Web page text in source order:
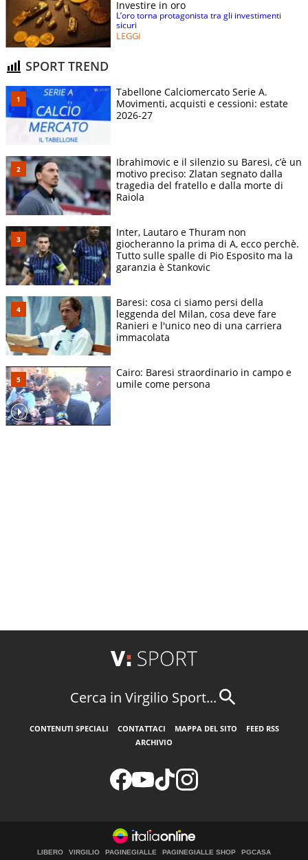
Investire in oro
L’oro torna protagonista tra gli investimenti
sicuri
LEGGI
SPORT TREND
Tabellone Calciomercato Serie A.
Movimenti, acquisti e cessioni: estate
2026-27
Ibrahimovic e il silenzio su Baresi, c’è un
motivo preciso: Zlatan segnato dalla
tragedia del fratello e dalla morte di
Raiola
Inter, Lautaro e Thuram non
giocheranno la prima di A, ecco perchè.
Tutto sulle spalle di Pio Esposito ma la
garanzia è Stankovic
Baresi: cosa ci siamo persi della
leggenda del Milan, cosa deve fare
Ranieri e l'unico neo di una carriera
immacolata
Cairo: Baresi straordinario in campo e
umile come persona
Cerca in Virgilio Sport...
CONTENUTI SPECIALI CONTATTACI MAPPA DEL SITO
FEED RSS
ARCHIVIO
LIBERO VIRGILIO PAGINEGIALLE PAGINEGIALLE SHOP PGCASA